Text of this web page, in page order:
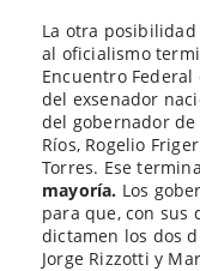
La otra posibilidad
al oficialismo
Encuentro
del exsenador
del gobernador
Ríos, Rogelio
Torres. Ese
mayoría. Los
para que, con sus
dictamen los dos
Jorge Rizzotti y